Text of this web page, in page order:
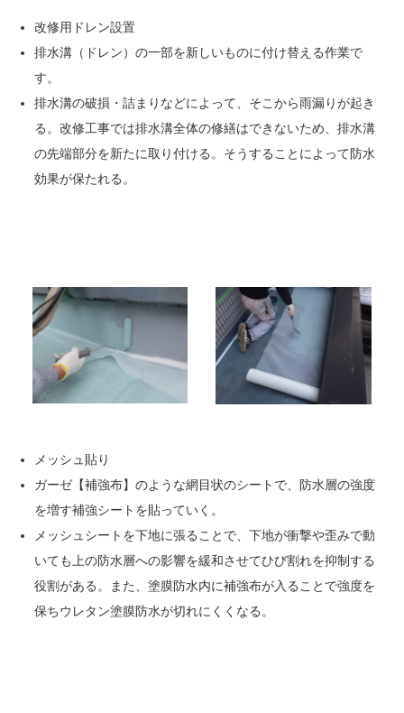
改修用ドレン設置
排水溝（ドレン）の一部を新しいものに付け替える作業で
す。
排水溝の破損・詰まりなどによって、そこから雨漏りが起き
る。改修工事では排水溝全体の修繕はできないため、排水溝
の先端部分を新たに取り付ける。そうすることによって防水
効果が保たれる。
メッシュ貼り
ガーゼ【補強布】のような網目状のシートで、防水層の強度
を増す補強シートを貼っていく。
メッシュシートを下地に張ることで、下地が衝撃や歪みで動
いても上の防水層への影響を緩和させてひび割れを抑制する
役割がある。また、塗膜防水内に補強布が入ることで強度を
保ちウレタン塗膜防水が切れにくくなる。